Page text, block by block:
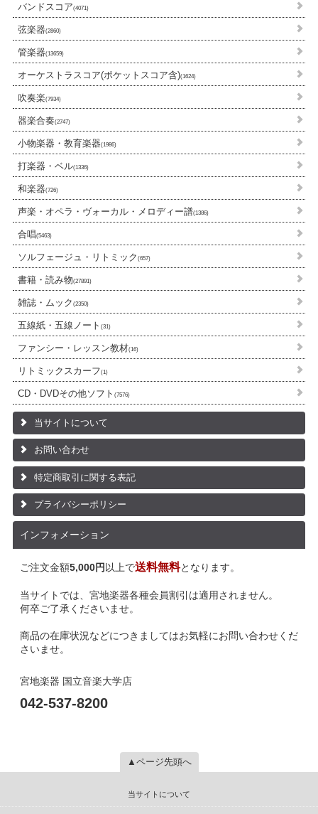
バンドスコア(4071)
弦楽器(2860)
管楽器(13659)
オーケストラスコア(ポケットスコア含)(1624)
吹奏楽(7934)
器楽合奏(2747)
小物楽器・教育楽器(1986)
打楽器・ベル(1336)
和楽器(726)
声楽・オペラ・ヴォーカル・メロディー譜(1386)
合唱(5463)
ソルフェージュ・リトミック (657)
書籍・読み物(27891)
雑誌・ムック (2350)
五線紙・五線ノート (31)
ファンシー・レッスン教材(16)
リトミックスカーフ(1)
CD・DVDその他ソフト (7576)
当サイトについて
お問い合わせ
特定商取引に関する表記
プライバシーポリシー
インフォメーション
ご注文金額5,000円 以上で送料無料となります。
当サイトでは、宮地楽器各種会員割引は適用されません。
何卒ご了承くださいませ。
商品の在庫状況などにつきましてはお気軽にお問い合わせくだ
さいませ。
宮地楽器 国立音楽大学店
042-537-8200
▲ページ先頭へ
当サイトについて